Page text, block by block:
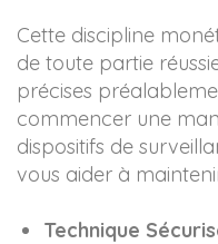
Cette discipline
de toute partie
précises
commencer une
dispositifs de
vous aider à
Technique